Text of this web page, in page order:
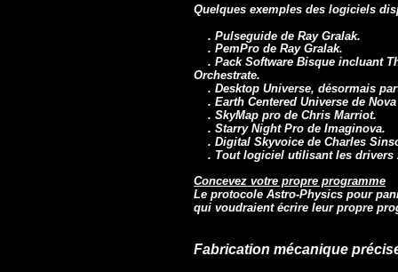
Quelques exemples des logiciels
. Pulseguide de Ray Gralak.
. PemPro de Ray Gralak.
. Pack Software Bisque incluant
Orchestrate.
. Desktop Universe, désormais
. Earth Centered Universe de
. SkyMap pro de Chris Marriot.
. Starry Night Pro de Imaginova.
. Digital Skyvoice de Charles
. Tout logiciel utilisant les drivers
Concevez votre propre programme
Le protocole Astro-Physics pour
qui voudraient écrire leur propre
Fabrication mécanique